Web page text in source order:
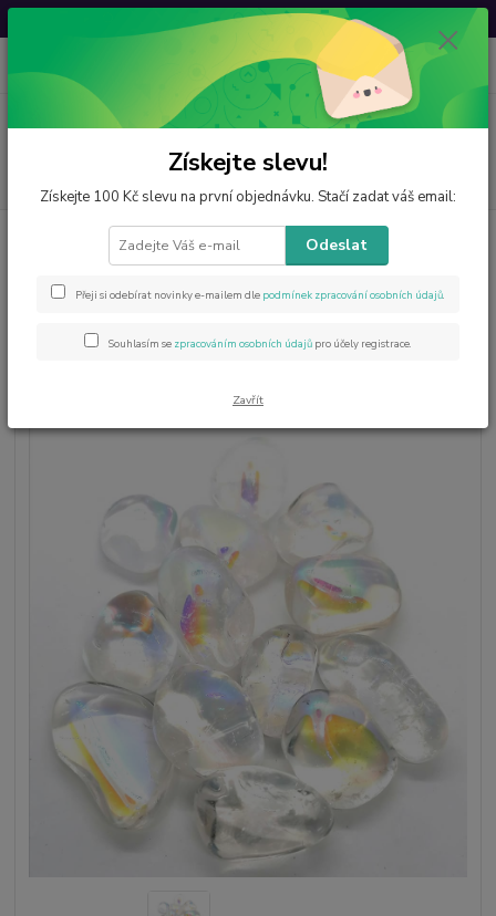
Svatovavřinecká sleva: 20 % s kódemVAVRINEC20
Menu
CZK 0
za
Výrobky z minerálů
Aqua aura tromlované kusy L
– krystal pro meditaci, léčbu a esoteriku
Aqua aura tromlované kusy L –
krystal pro meditaci, léčbu a
Získejte slevu!
Získejte 100 Kč slevu na první objednávku. Stačí zadat váš email:
Odeslat
Přeji si odebírat novinky e-mailem dle podmínek zpracování osobních údajů.
Souhlasím se zpracováním osobních údajů pro účely registrace.
Zavřít